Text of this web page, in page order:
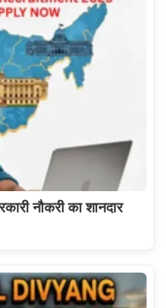
नौकरी का शानदार